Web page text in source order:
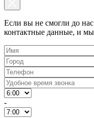
Если вы не смогли до нас
контактные данные, и
-